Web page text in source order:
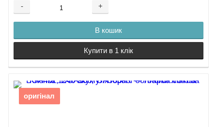
- +
В кошик
Купити в 1 клік
оригінал